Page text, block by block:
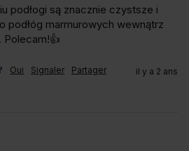
podłogi są znacznie czystsze i
podłóg marmurowych wewnątrz
Polecam!👍
Oui Signaler Partager il y a 2 ans